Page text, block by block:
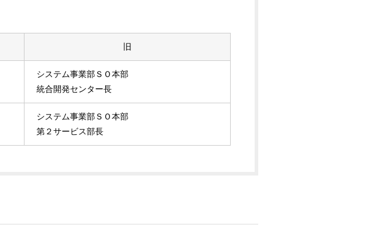
旧
システム事業部ＳＯ本部
統合開発センター長
システム事業部ＳＯ本部
第２サービス部長